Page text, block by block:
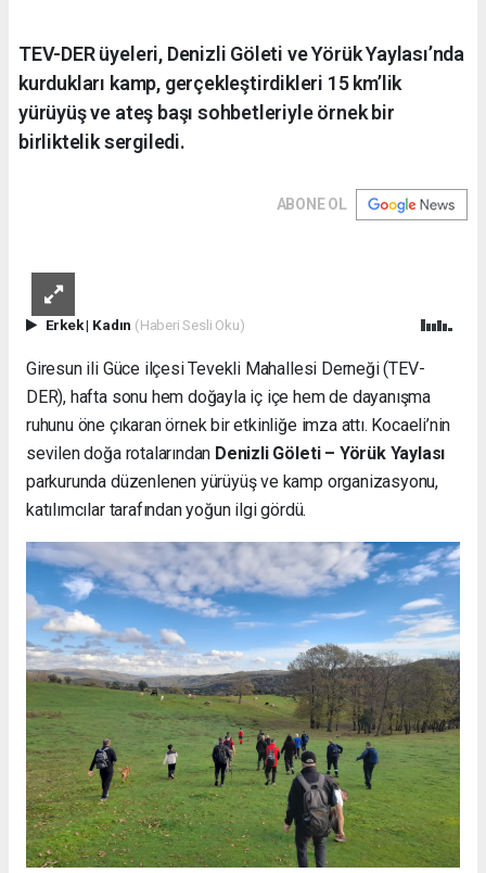
TEV-DER üyeleri, Denizli Göleti ve Yörük Yaylası’nda
kurdukları kamp, gerçekleştirdikleri 15 km’lik
yürüyüş ve ateş başı sohbetleriyle örnek bir
birliktelik sergiledi.
ABONE OL
Erkek| Kadın (Haberi Sesli Oku)
Giresun ili Güce ilçesi Tevekli Mahallesi Derneği (TEV-
DER), hafta sonu hem doğayla iç içe hem de dayanışma
ruhunu öne çıkaran örnek bir etkinliğe imza attı. Kocaeli’nin
sevilen doğa rotalarından Denizli Göleti – Yörük Yaylası
parkurunda düzenlenen yürüyüş ve kamp organizasyonu,
katılımcılar tarafından yoğun ilgi gördü.